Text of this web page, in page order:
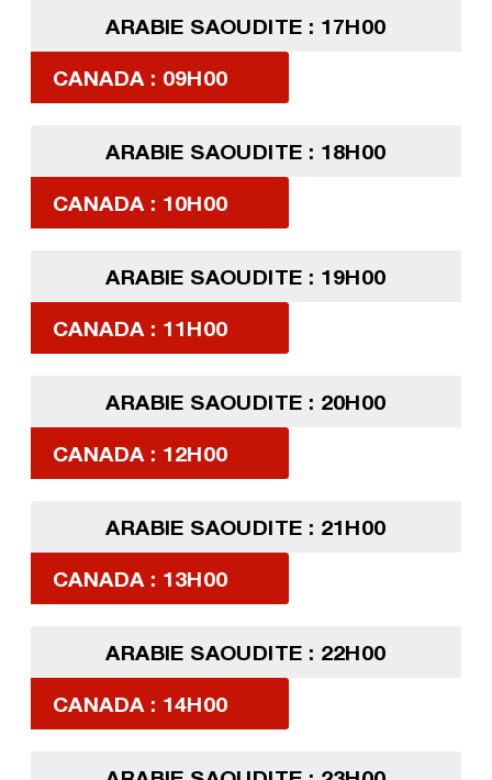
ARABIE SAOUDITE : 17H00
CANADA : 09H00
ARABIE SAOUDITE : 18H00
CANADA : 10H00
ARABIE SAOUDITE : 19H00
CANADA : 11H00
ARABIE SAOUDITE : 20H00
CANADA : 12H00
ARABIE SAOUDITE : 21H00
CANADA : 13H00
ARABIE SAOUDITE : 22H00
CANADA : 14H00